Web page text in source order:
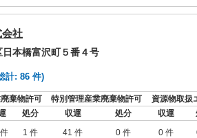
会社
本橋富沢町５番４号
計: 86 件)
棄物許可 特別管理産業廃棄物許可
資源物取扱
処分 収運 処分 収運
1 件 41 件 0 件 0 件